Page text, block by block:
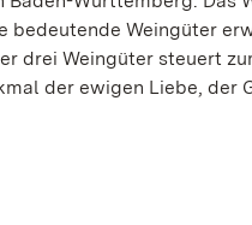
bedeutende Weingüter
drei Weingüter steuert
der ewigen Liebe,